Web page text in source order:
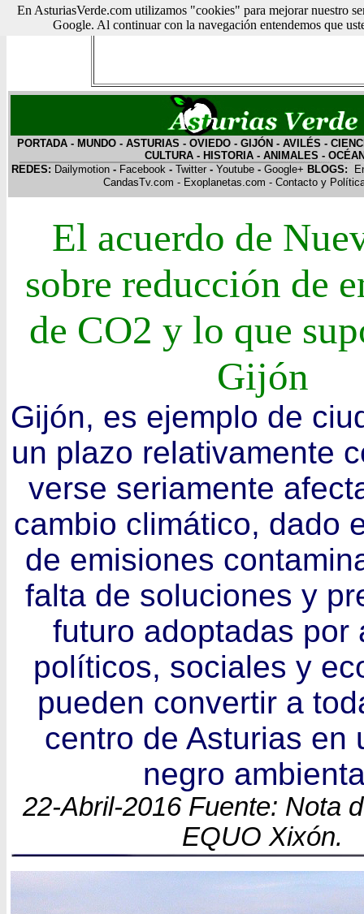
PORTADA - MUNDO - ASTURIAS - OVIEDO - GIJÓN - AVILÉS -
CULTURA- HISTORIA- ANIMALES -
REDES: Dailymotion- Facebook- Twitter- Youtube- Google+ BLOGS:
CandasTv.com - Exoplanetas.com - Contacto y
El acuerdo de
sobre reducción de
de CO2 y lo que
Gijón
Gijón, es ejemplo de
un plazo relativamente
verse seriamente
cambio climático, dado
de emisiones
falta de soluciones y
futuro adoptadas por
políticos, sociales y
pueden convertir a
centro de Asturias en
negro
22-Abril-2016 Fuente: Nota
EQUO Xixón.
En AsturiasVerde.com utilizamos "cookies" para mejorar nuestro
Google. Al continuar con la navegación entendemos que